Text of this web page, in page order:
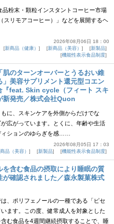
粉末・顆粒インスタントコーヒー市場
リモアコーヒー）」などを展開するヘ
2026年08月06日 18：00
新商品（健康） 新商品（美容）
新製品
機能性表示食品制度
肌のターンオーバーとうるおい維
」美容サプリメント還元型コエン
『feat. Skin cycle（フィート スキ
新発売／株式会社Quon
に、スキンケアを外側からだけでな
広がっています。とくに、年齢や生活
ションのゆらぎを感……
2026年08月05日 17：03
品（美容） 新製品 機能性表示食品制度
を含む食品の摂取により睡眠の質
が確認されました／森永製菓株式
、ポリフェノールの一種である「ピセ
ます。この度、健常成人を対象とした
む食品を4週間継続摂取することで、睡